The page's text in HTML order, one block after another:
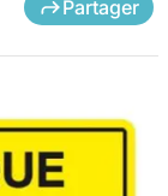
Partager